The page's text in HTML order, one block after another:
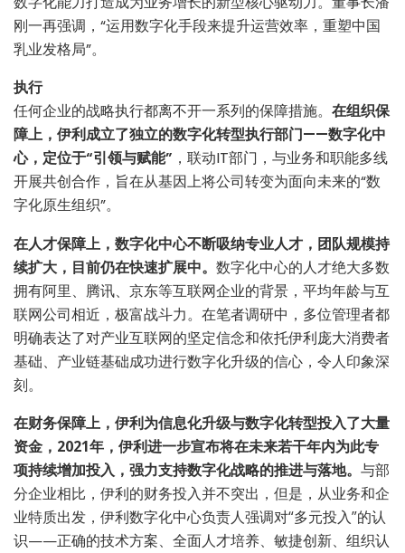
刚一再强调，“运用数字化手段来提升运营效率，重塑中国
乳业发格局”。
执行
任何企业的战略执行都离不开一系列的保障措施。 在组织保
障上，伊利成立了独立的数字化转型执行部门——数字化中
心，定位于“引领与赋能” ，联动IT部门，与业务和职能多线
开展共创合作，旨在从基因上将公司转变为面向未来的“数
字化原生组织”。
在人才保障上，数字化中心不断吸纳专业人才，团队规模持
续扩大，目前仍在快速扩展中。 数字化中心的人才绝大多数
拥有阿里、腾讯、京东等互联网企业的背景，平均年龄与互
联网公司相近，极富战斗力。在笔者调研中，多位管理者都
明确表达了对产业互联网的坚定信念和依托伊利庞大消费者
基础、产业链基础成功进行数字化升级的信心，令人印象深
刻。
在财务保障上，伊利为信息化升级与数字化转型投入了大量
资金，2021年，伊利进一步宣布将在未来若干年内为此专
项持续增加投入，强力支持数字化战略的推进与落地。 与部
分企业相比，伊利的财务投入并不突出，但是，从业务和企
业特质出发，伊利数字化中心负责人强调对“多元投入”的认
识——正确的技术方案、全面人才培养、敏捷创新、组织认